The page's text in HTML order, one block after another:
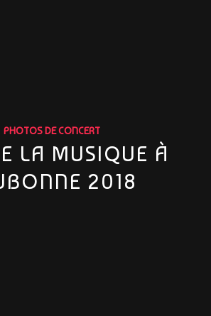
PHOTOS DE CONCERT
LA MUSIQUE À
2018